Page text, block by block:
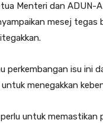
Menteri dan
mesej
perkembangan isu ini
menegakkan
untuk